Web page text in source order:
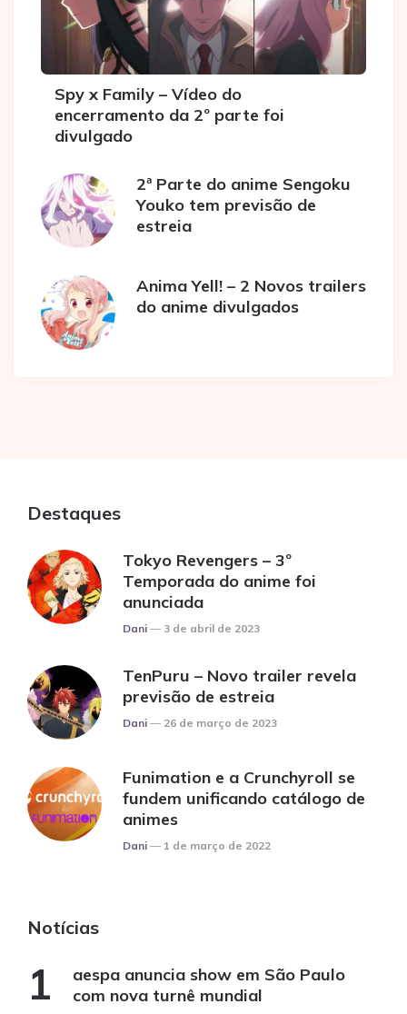
Spy x Family – Vídeo do
encerramento da 2º parte foi
divulgado
2ª Parte do anime Sengoku
Youko tem previsão de
estreia
Anima Yell! – 2 Novos trailers
do anime divulgados
Destaques
Tokyo Revengers – 3º
Temporada do anime foi
anunciada
Posted
Dani 3 de abril de 2023
TenPuru – Novo trailer revela
previsão de estreia
Posted
Dani 26 de março de 2023
Funimation e a Crunchyroll se
fundem unificando catálogo de
animes
Posted
Dani 1 de março de 2022
Notícias
aespa anuncia show em São Paulo
com nova turnê mundial